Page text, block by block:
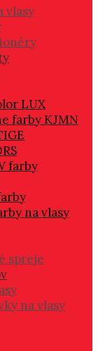
vlasy
LUX
farby KJMN
farby
na vlasy
spreje
na vlasy